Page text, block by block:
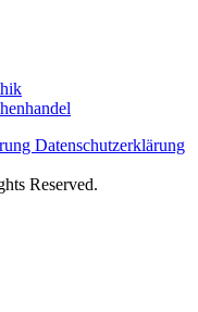
Datenschutzerklärung
Reserved.